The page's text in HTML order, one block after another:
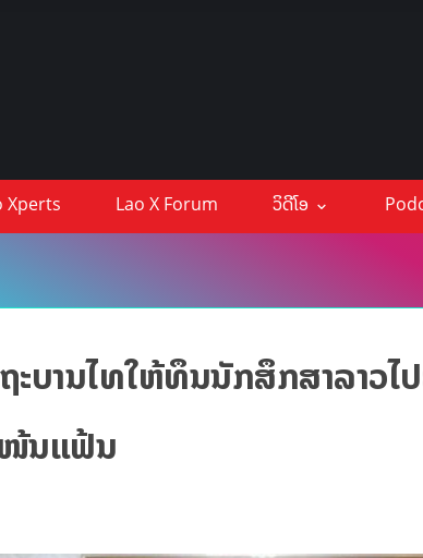
Xperts Lao X Forum ວິດີໂອ
ບານໄທໃຫ້ທຶນນັກສຶກສາລາວໄ
ໜ້ນແຟ້ນ